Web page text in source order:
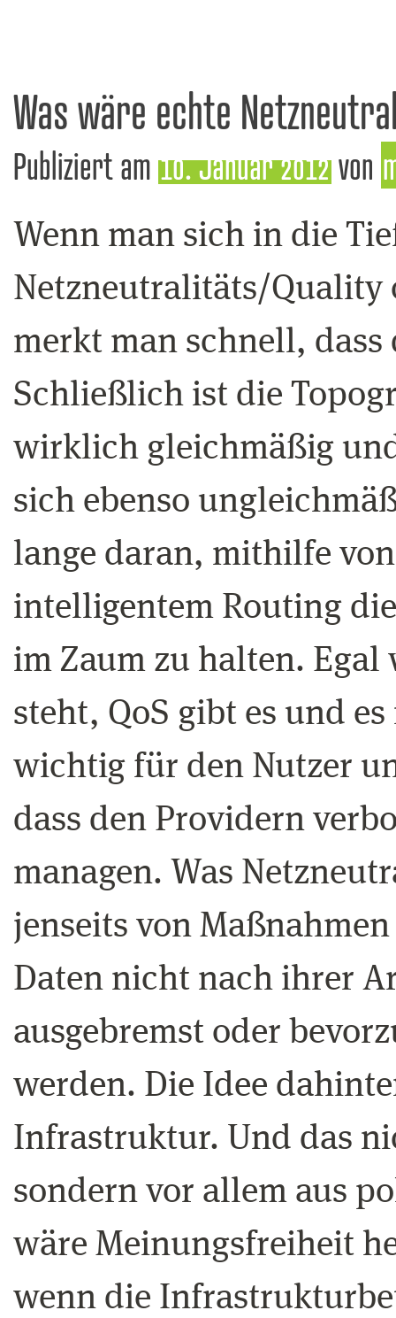
Was wäre echte
Publiziert am 10. Januar 2012von
Wenn man sich in die
Netzneutralitäts/Quality
merkt man schnell,
Schließlich ist die
wirklich gleichmäßig
sich ebenso
lange daran, mithilfe
intelligentem Routing
im Zaum zu halten.
steht, QoS gibt es und
wichtig für den Nutzer
dass den Providern
managen. Was
jenseits von
Daten nicht nach ihrer
ausgebremst oder
werden. Die Idee
Infrastruktur. Und das
sondern vor allem aus
wäre Meinungsfreiheit
wenn die